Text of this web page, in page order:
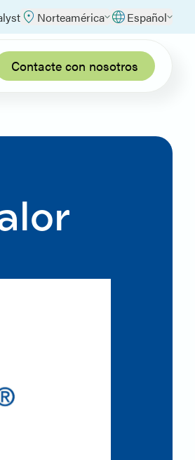
Norteamérica Español
Contacte con nosotros